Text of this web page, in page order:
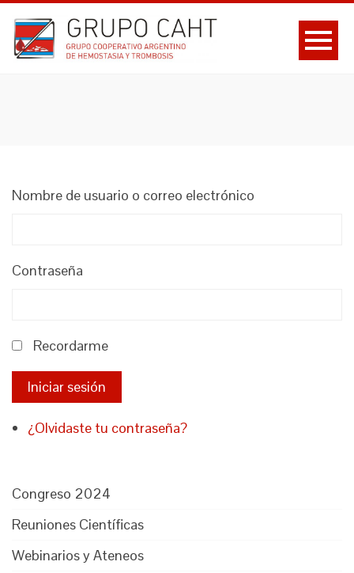
Nombre de usuario o correo electrónico
Contraseña
Recordarme
Iniciar sesión
¿Olvidaste tu contraseña?
Congreso 2024
Reuniones Científicas
Webinarios y Ateneos